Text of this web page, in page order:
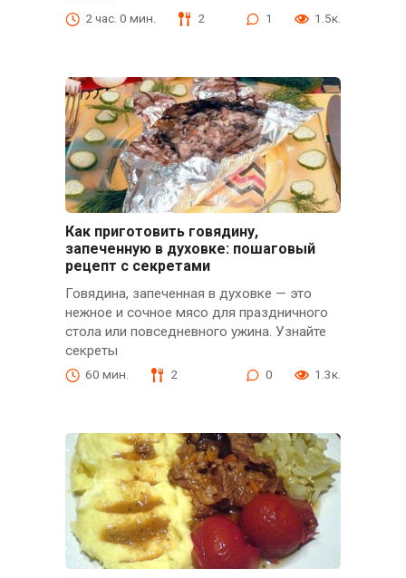
2 час. 0 мин. 2 1 1.5к.
Как приготовить говядину,
запеченную в духовке: пошаговый
рецепт с секретами
Говядина, запеченная в духовке — это
нежное и сочное мясо для праздничного
стола или повседневного ужина. Узнайте
секреты
60 мин. 2 0 1.3к.